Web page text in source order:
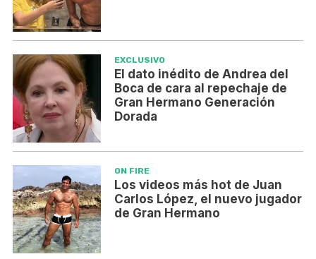
EXCLUSIVO
El dato inédito de Andrea del
Boca de cara al repechaje de
Gran Hermano Generación
Dorada
ON FIRE
Los videos más hot de Juan
Carlos López, el nuevo jugador
de Gran Hermano